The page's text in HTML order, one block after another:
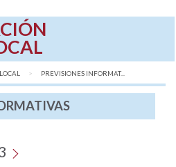
AQUÍ:
PREVISIONES INFORMAT...